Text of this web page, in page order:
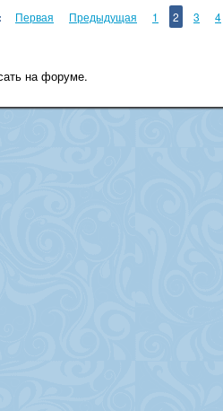
Первая Предыдущая 1 2 3 4
на форуме.